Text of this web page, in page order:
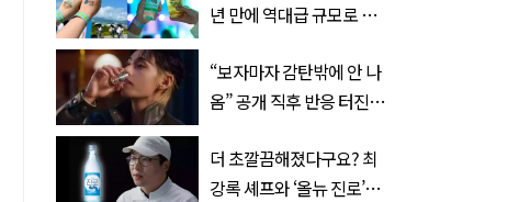
년 만에 역대급 규모로 돌
벌’
“보자마자 감탄밖에 안 나
옴” 공개 직후 반응 터진
더 초깔끔해졌다구요? 최
강록 셰프와 ‘올뉴 진로’의